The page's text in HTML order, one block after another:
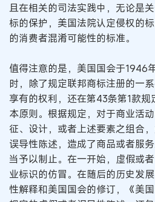
且在相关的司法实践中，无论是
标的保护，美国法院认定侵权的
的消费者混淆可能性的标准。
值得注意的是，美国国会于1946
时，除了规定联邦商标注册的一
享有的权利，还在第43条第1款
本原则。根据规定，对于商业活
征、设计，或者上述要素之组合
误导性陈述，造成了商品或者服
当予以制止。在一开始，虚假或
业标识的仿冒。在随后的历史发
性解释和美国国会的修订，《美